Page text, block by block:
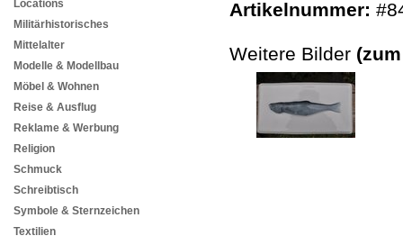
Locations
Militärhistorisches
Mittelalter
Modelle & Modellbau
Möbel & Wohnen
Reise & Ausflug
Reklame & Werbung
Religion
Schmuck
Schreibtisch
Symbole & Sternzeichen
Textilien
Artikelnummer:
Weitere Bilder